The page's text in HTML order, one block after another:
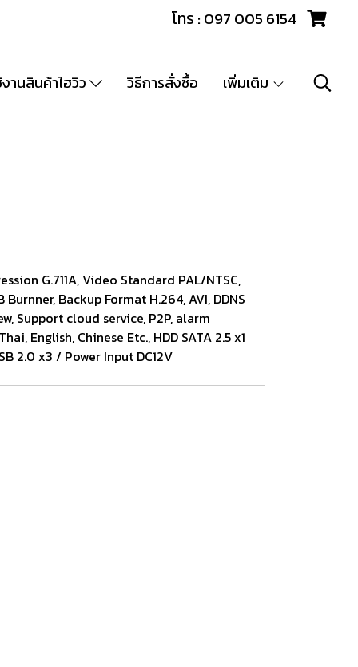
โทร : 097 005 6154
านสินค้าไฮวิว วิธีการสั่งซื้อ เพิ่มเติม
G.711A, Video Standard PAL/NTSC,
Backup Format H.264, AVI, DDNS
Support cloud service, P2P, alarm
English, Chinese Etc., HDD SATA 2.5 x1
2.0 x3 / Power Input DC12V